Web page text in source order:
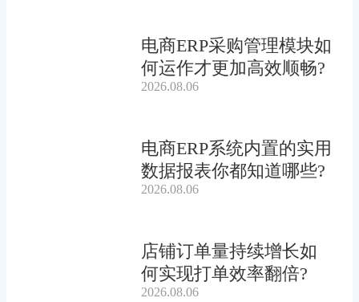
电商ERP采购管理模块如
何运作才更加高效顺畅?
2026.08.06
电商ERP系统内置的实用
数据报表你都知道哪些?
2026.08.06
店铺订单量持续增长如
何实现打单效率翻倍?
2026.08.06